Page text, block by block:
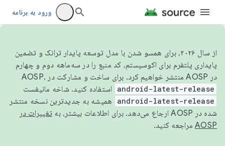
ورود به برنامه
از سال ۲۰۲۶، برای همسو شدن با مدل توسعه پایدار ترانک و تضمین
پایداری پلتفرم برای اکوسیستم، کد منبع را در سه‌ماهه دوم و چهارم
در AOSP منتشر خواهیم کرد. برای ساخت و مشارکت در AOSP،
android-latest-release استفاده کنید. شاخه مانیفست
android-latest-release
همیشه به جدیدترین نسخه منتشر
شده در AOSP ارجاع می‌دهد. برای اطلاعات بیشتر، به
تغییرات در
AOSP مراجعه کنید.